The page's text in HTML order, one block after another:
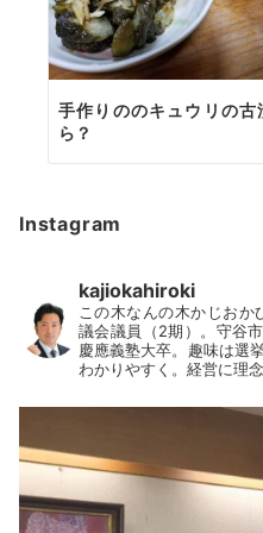
手作りののキュウリの古
ら？
Instagram
kajiokahiroki
この木なんの木かじお
議会議員（2期）。守谷
慶應義塾大卒。趣味は選
わかりやすく。経営に理